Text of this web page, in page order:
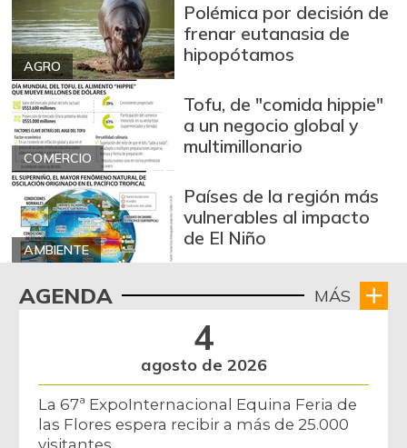
AGRO
Polémica por decisión de
frenar eutanasia de
hipopótamos
COMERCIO
Tofu, de "comida hippie"
a un negocio global y
multimillonario
AMBIENTE
Países de la región más
vulnerables al impacto
de El Niño
AGENDA MÁS
4
agosto de 2026
La 67ª ExpoInternacional Equina Feria de
las Flores espera recibir a más de 25.000
visitantes